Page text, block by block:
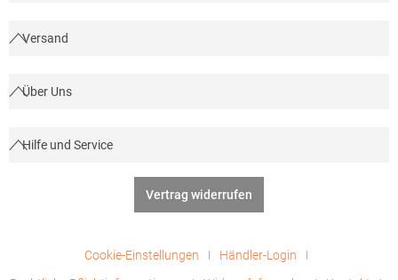
Versand
Über Uns
Hilfe und Service
Vertrag widerrufen
Cookie-Einstellungen
Händler-Login